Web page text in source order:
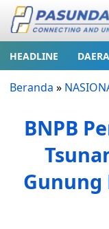
HEADLINE
Beranda »
BNPB
Gunung